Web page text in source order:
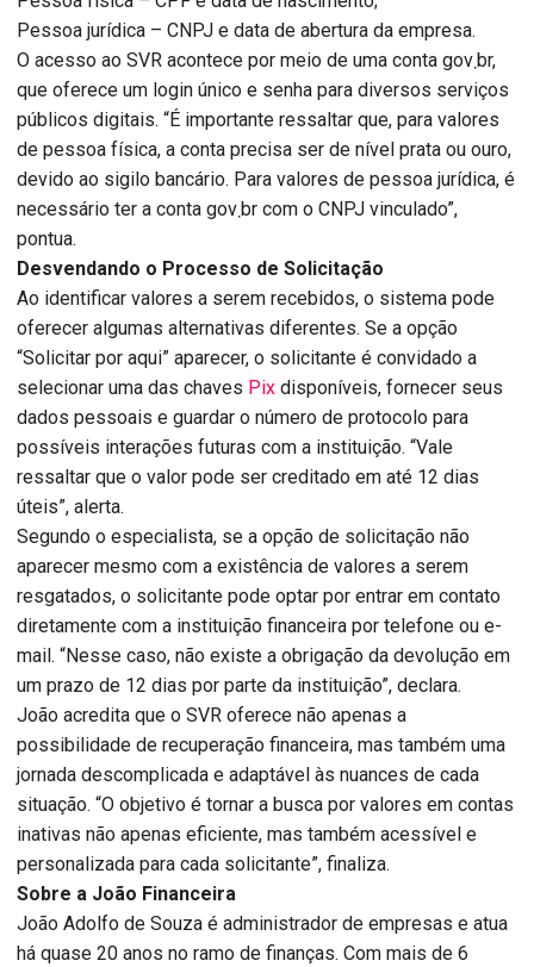
Pessoa jurídica – CNPJ e data de abertura da empresa.
O acesso ao SVR acontece por meio de uma conta gov܂br,
que oferece um login único e senha para diversos serviços
públicos digitais. “É importante ressaltar que, para valores
de pessoa física, a conta precisa ser de nível prata ou ouro,
devido ao sigilo bancário. Para valores de pessoa jurídica, é
necessário ter a conta gov܂br com o CNPJ vinculado”,
pontua.
Desvendando o Processo de Solicitação
Ao identificar valores a serem recebidos, o sistema pode
oferecer algumas alternativas diferentes. Se a opção
“Solicitar por aqui” aparecer, o solicitante é convidado a
selecionar uma das chaves Pix disponíveis, fornecer seus
dados pessoais e guardar o número de protocolo para
possíveis interações futuras com a instituição. “Vale
ressaltar que o valor pode ser creditado em até 12 dias
úteis”, alerta.
Segundo o especialista, se a opção de solicitação não
aparecer mesmo com a existência de valores a serem
resgatados, o solicitante pode optar por entrar em contato
diretamente com a instituição financeira por telefone ou e-
mail. “Nesse caso, não existe a obrigação da devolução em
um prazo de 12 dias por parte da instituição”, declara.
João acredita que o SVR oferece não apenas a
possibilidade de recuperação financeira, mas também uma
jornada descomplicada e adaptável às nuances de cada
situação. “O objetivo é tornar a busca por valores em contas
inativas não apenas eficiente, mas também acessível e
personalizada para cada solicitante”, finaliza.
Sobre a João Financeira
João Adolfo de Souza é administrador de empresas e atua
há quase 20 anos no ramo de finanças. Com mais de 6